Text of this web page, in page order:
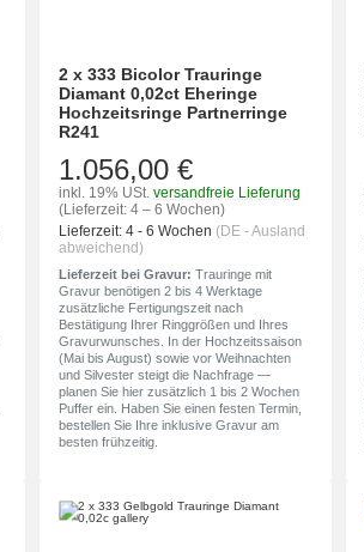
2 x 333 Bicolor Trauringe
Diamant 0,02ct Eheringe
Hochzeitsringe Partnerringe
R241
1.056,00 €
inkl. 19% USt. versandfreie Lieferung
(Lieferzeit: 4 – 6 Wochen)
Lieferzeit: 4 - 6 Wochen (DE - Ausland
abweichend)
Lieferzeit bei Gravur: Trauringe mit
Gravur benötigen 2 bis 4 Werktage
zusätzliche Fertigungszeit nach
Bestätigung Ihrer Ringgrößen und Ihres
Gravurwunsches. In der Hochzeitssaison
(Mai bis August) sowie vor Weihnachten
und Silvester steigt die Nachfrage —
planen Sie hier zusätzlich 1 bis 2 Wochen
Puffer ein. Haben Sie einen festen Termin,
bestellen Sie Ihre inklusive Gravur am
besten frühzeitig.